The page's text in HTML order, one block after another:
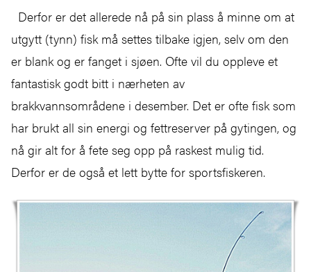
Derfor er det allerede nå på sin plass å minne om at
utgytt (tynn) fisk må settes tilbake igjen, selv om den
er blank og er fanget i sjøen. Ofte vil du oppleve et
fantastisk godt bitt i nærheten av
brakkvannsområdene i desember. Det er ofte fisk som
har brukt all sin energi og fettreserver på gytingen, og
nå gir alt for å fete seg opp på raskest mulig tid.
Derfor er de også et lett bytte for sportsfiskeren.